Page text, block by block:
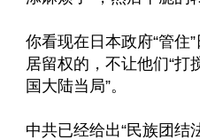
你看现在日本政府“管住
居留权的，不让他们“打
国大陆当局”。
中共已经给出“民族团结